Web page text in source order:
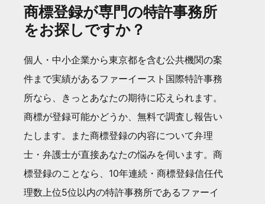
商標登録が専門の特許事務所
をお探しですか？
個人・中小企業から東京都を含む公共機関の案
件まで実績があるファーイースト国際特許事務
所なら、きっとあなたの期待に応えられます。
商標が登録可能かどうか、無料で調査し報告い
たします。また商標登録の内容について弁理
士・弁護士が直接あなたの悩みを伺います。商
標登録のことなら、10年連続・商標登録信任代
理数上位5位以内の特許事務所であるファーイ